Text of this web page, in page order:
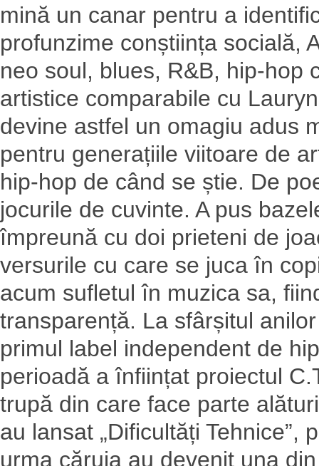
mină un canar pentru a
profunzime conștiința socială,
neo soul, blues, R&B, hip-hop
artistice comparabile cu
devine astfel un omagiu adus
pentru generațiile viitoare de
hip-hop de când se știe. De
jocurile de cuvinte. A pus
împreună cu doi prieteni de
versurile cu care se juca în
acum sufletul în muzica sa,
transparență. La sfârșitul
primul label independent de
perioadă a înființat proiectul
trupă din care face parte
au lansat „Dificultăți
urma căruia au devenit una